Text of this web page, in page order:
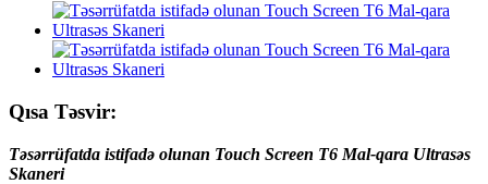
Qısa Təsvir:
Təsərrüfatda istifadə olunan Touch Screen T6 Mal-qara Ultrasəs
Skaneri